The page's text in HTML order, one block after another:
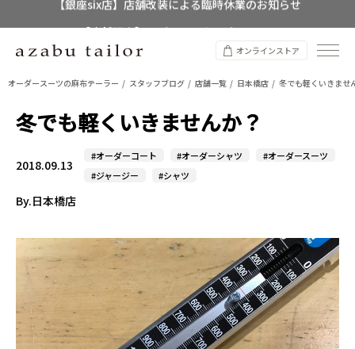
【店舗限定】レディースオーダースーツ
8/12~8/16 夏季休業のお知らせ
オンラインストア
オーダースーツの麻布テーラー スタッフブログ 店舗一覧 日本橋店 冬でも軽くいきませ
冬でも軽くいきませんか？
2018.09.13
#オーダーコート #オーダーシャツ
#オーダースーツ
#ジャージー
#シャツ
By.日本橋店